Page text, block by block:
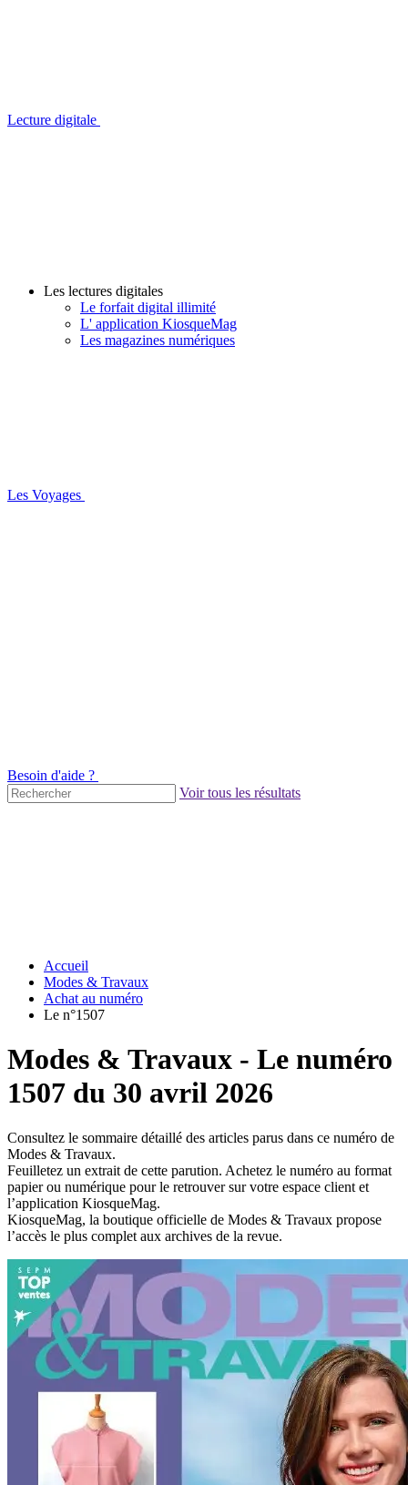
Lecture digitale
Les lectures digitales
Le forfait digital illimité
L' application KiosqueMag
Les magazines numériques
Les Voyages
Besoin d'aide ?
Voir tous les résultats
Accueil
Modes & Travaux
Achat au numéro
Le n°1507
Modes & Travaux - Le numéro
1507 du 30 avril 2026
Consultez le sommaire détaillé des articles parus dans ce numéro de
Modes & Travaux.
Feuilletez un extrait de cette parution. Achetez le numéro au format
papier ou numérique pour le retrouver sur votre espace client et
l’application KiosqueMag.
KiosqueMag, la boutique officielle de Modes & Travaux propose
l’accès le plus complet aux archives de la revue.